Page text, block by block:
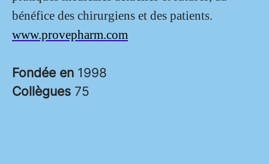
bénéfice des chirurgiens et des patients.
www.provepharm.com
Fondée en 1998
Collègues 75